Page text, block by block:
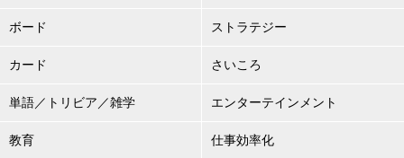
ボード ストラテジー
カード さいころ
単語／トリビア／雑学 エンターテインメント
教育 仕事効率化